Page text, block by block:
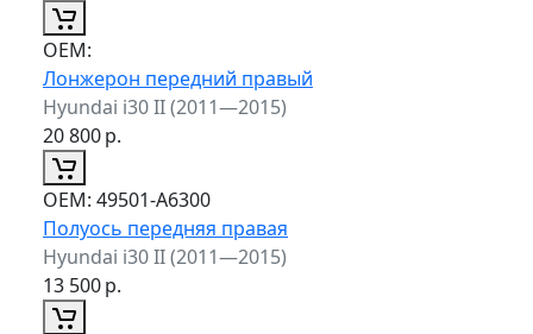
ОЕМ:
Лонжерон передний правый
Hyundai i30 II (2011—2015)
20 800р.
ОЕМ: 49501-A6300
Полуось передняя правая
Hyundai i30 II (2011—2015)
13 500р.